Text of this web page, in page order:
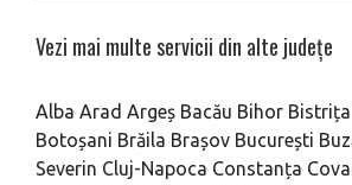
Vezi mai multe servicii din alte județe
Alba Arad Argeș Bacău Bihor Bistrița
Botoșani Brăila Brașov București
Severin Cluj-Napoca Constanța